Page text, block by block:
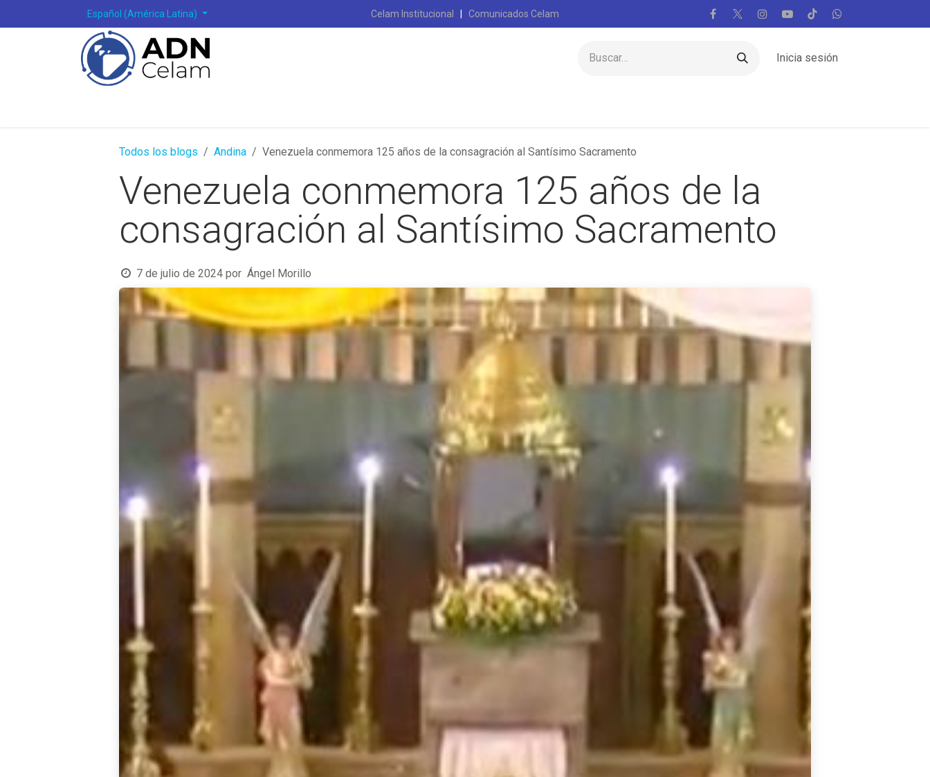
Español (América Latina) Celam Institucional | Comunicados Celam
Inicia sesión
Todos los blogs Andina Venezuela conmemora 125 años de la consagración al Santísimo Sacramento
Venezuela conmemora 125 años de la
consagración al Santísimo Sacramento
7 de julio de 2024 por Ángel Morillo